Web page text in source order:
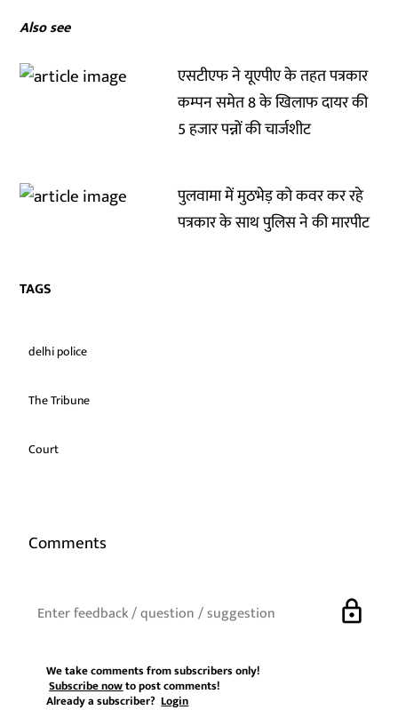
Also see
एसटीएफ ने यूएपीए के तहत पत्रकार
कम्पन समेत 8 के खिलाफ दायर की
5 हजार पन्नों की चार्जशीट
पुलवामा में मुठभेड़ को कवर कर रहे
पत्रकार के साथ पुलिस ने की मारपीट
TAGS
delhi police
The Tribune
Court
Comments
lock
We take comments from subscribers only!
Subscribe nowto post comments!
Already a subscriber?Login